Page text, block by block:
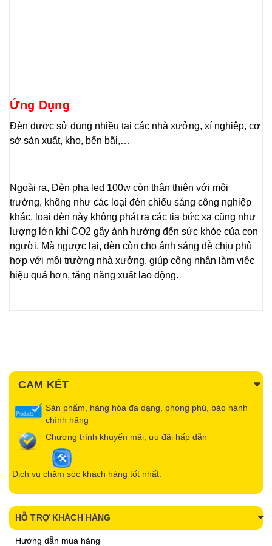
Ứng Dụng
Đèn được sử dụng nhiều tại các nhà xưởng, xí nghiệp, cơ
sở sản xuất, kho, bến bãi,…
Ngoài ra, Đèn pha led 100w còn thân thiện với môi
trường, không như các loại đèn chiếu sáng công nghiệp
khác, loại đèn này không phát ra các tia bức xạ cũng như
lượng lớn khí CO2 gây ảnh hưởng đến sức khỏe của con
người. Mà ngược lại, đèn còn cho ánh sáng dễ chịu phù
hợp với môi trường nhà xưởng, giúp công nhân làm việc
hiệu quả hơn, tăng năng xuất lao động.
CAM KẾT
Sản phẩm, hàng hóa đa dạng, phong phú, bảo hành
chính hãng
Chương trình khuyến mãi, ưu đãi hấp dẫn
Dịch vụ chăm sóc khách hàng tốt nhất.
HỖ TRỢ KHÁCH HÀNG
Hướng dẫn mua hàng